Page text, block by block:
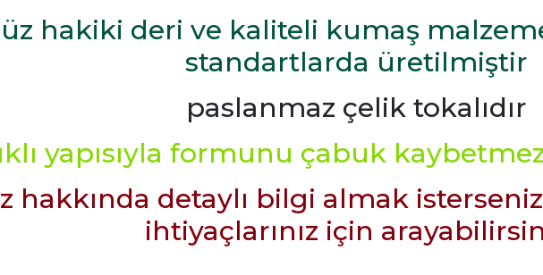
hakiki deri ve kaliteli kumaş
standartlarda üretilmiştir
paslanmaz çelik tokalıdır
yapısıyla formunu çabuk
hakkında detaylı bilgi almak
ihtiyaçlarınız için